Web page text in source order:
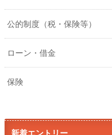
公的制度（税・保険等）
ローン・借金
保険
新着エントリー